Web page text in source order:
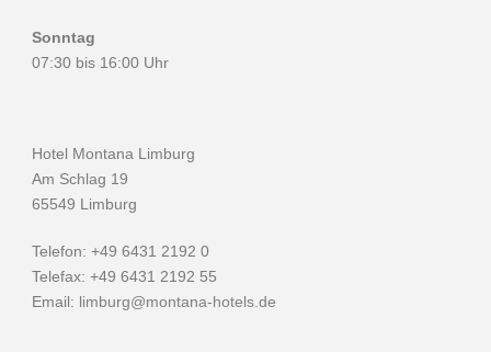
Sonntag
07:30 bis 16:00 Uhr
Hotel Montana Limburg
Am Schlag 19
65549 Limburg
Telefon: +49 6431 2192 0
Telefax: +49 6431 2192 55
Email: limburg@montana-hotels.de